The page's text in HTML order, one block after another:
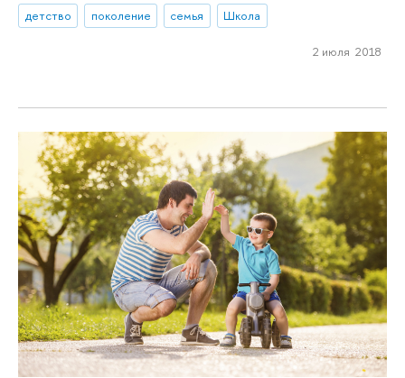
детство поколение семья Школа
2 июля 2018